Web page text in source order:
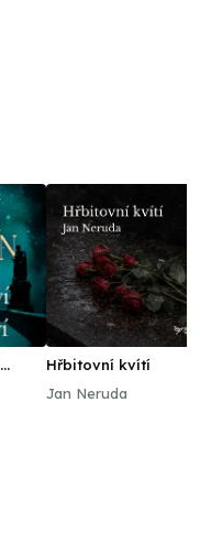
Hřbitovní kvítí
Jan Neruda